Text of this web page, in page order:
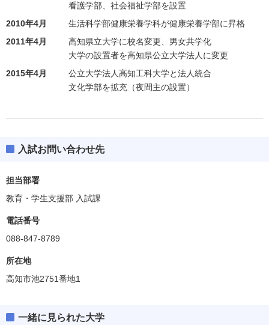
看護学部、社会福祉学部を設置
2010年4月
生活科学部健康栄養学科が健康栄養学部に昇格
2011年4月
高知県立大学に校名変更、男女共学化
大学の設置者を高知県公立大学法人に変更
2015年4月
公立大学法人高知工科大学と法人統合
文化学部を拡充（夜間主の設置）
入試お問い合わせ先
担当部署
教育・学生支援部 入試課
電話番号
088-847-8789
所在地
高知市池2751番地1
一緒に見られた大学